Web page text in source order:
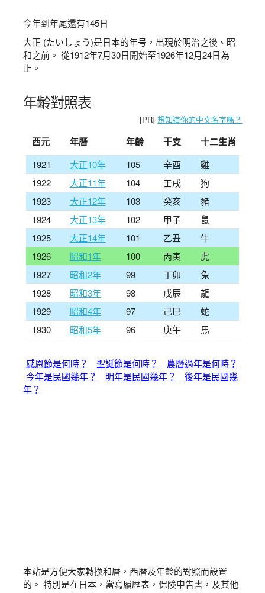
今年到年尾還有145日
大正 (たいしょう)是日本的年号，出現於明治之後、昭
和之前。 從1912年7月30日開始至1926年12月24日為
止。
年齢對照表
[PR]想知道你的中文名字嗎？
西元 年曆 年齡 干支 十二生肖
1921 大正10年 105 辛酉
雞
1922
大正11年 104 壬戌
狗
1923
大正12年 103 癸亥
豬
1924
大正13年 102 甲子
鼠
1925
大正14年 101 乙丑
牛
1926
昭和1年 100 丙寅
虎
1927
昭和2年 99 丁卯
兔
1928
昭和3年 98 戊辰
龍
1929
昭和4年 97 己巳
蛇
1930
昭和5年 96 庚午 馬
感恩節是何時？ 聖誕節是何時？
農曆過年是何時？
今年是民國幾年？
明年是民國幾年？
後年是民國幾
年？
本站是方便大家轉換和暦，西暦及年齡的對照而設置
的。 特別是在日本，當寫履歴表，保険申告書，及其他